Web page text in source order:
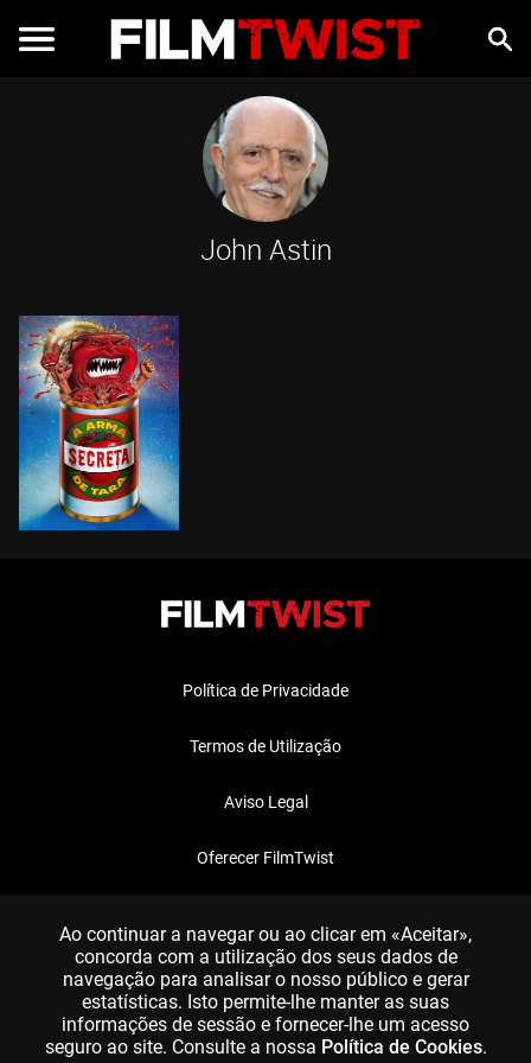
John Astin
Política de Privacidade
Termos de Utilização
Aviso Legal
Oferecer FilmTwist
Ao continuar a navegar ou ao clicar em «Aceitar»,
concorda com a utilização dos seus dados de
navegação para analisar o nosso público e gerar
estatísticas. Isto permite-lhe manter as suas
informações de sessão e fornecer-lhe um acesso
seguro ao site. Consulte a nossa Política de Cookies.